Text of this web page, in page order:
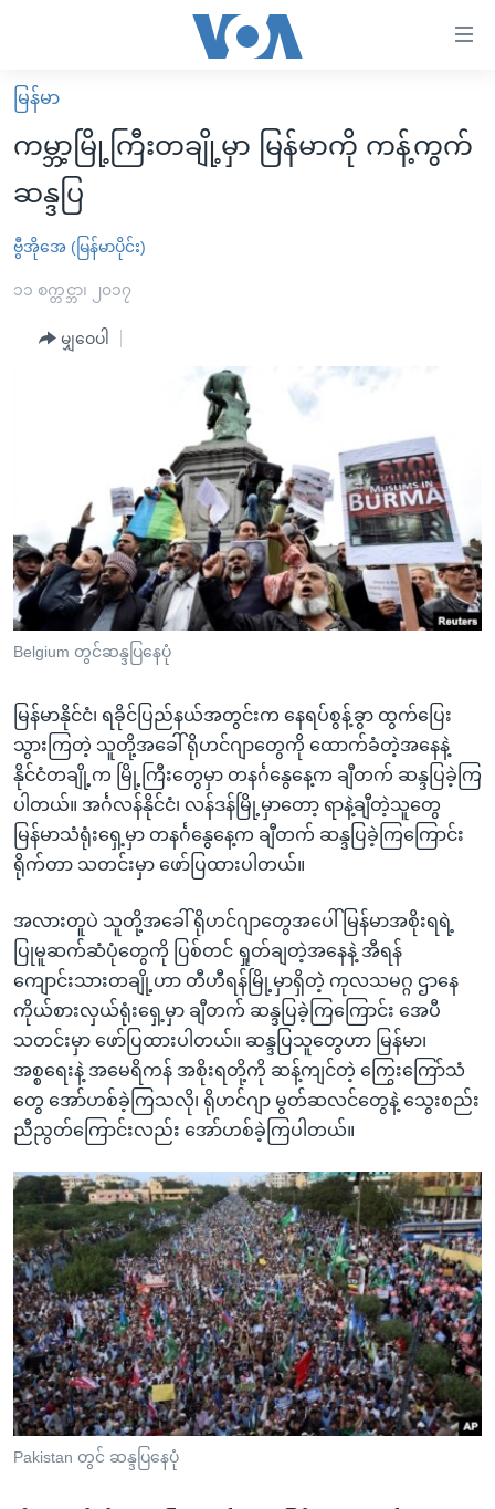
လွယ်ကူ
စေ
Link
များ
ပင်မ
ညွန်း
စာမျက်နှာ
သို့
ကျော်
ကြည့်
ရှာဖွေ
ရန်
နေရာ
သို့
ကျော်
ရန်
မူလစာမျက်နှာ
မြန်မာ
ကမ္ဘာ့သတင်းများ
နိုင်ငံတကာ
အစ္စရေး-ပါလက်စတိုင်း
ဗွီဒီယို
အင်္ဂလိပ်စာလေ့လာမယ်
ရုပ်ရှင်ထဲက အင်္ဂလိပ်စာ
သုတပဒေသာ အင်္ဂလိပ်စာ
ရေဒီယိုနှင့်ရုပ်သံ အချက်အလက်များ
ရေဒီယို/တီဗွီအစီအစဉ်
Learning English
ဗွီအိုအေ လူမှုကွန်ယက်များ
ဘာသာစကားများ
မြန်မာ
ကမ္ဘာ့မြို့ကြီးတချို့မှာ မြန်မာကို ကန့်ကွက်
ဆန္ဒပြ
ဗွီအိုအေ (မြန်မာပိုင်း)
၁၁ စက္တင္ဘာ၊ ၂၀၁၇
မျှဝေပါ
Belgium တွင်ဆန္ဒပြနေပုံ
မြန်မာနိုင်ငံ၊ ရခိုင်ပြည်နယ်အတွင်းက နေရပ်စွန့်ခွာ ထွက်ပြေး
သွားကြတဲ့ သူတို့အခေါ် ရိုဟင်ဂျာတွေကို ထောက်ခံတဲ့အနေနဲ့
နိုင်ငံတချို့က မြို့ကြီးတွေမှာ တနင်္ဂနွေနေ့က ချီတက် ဆန္ဒပြခဲ့ကြ
ပါတယ်။ အင်္ဂလန်နိုင်ငံ၊ လန်ဒန်မြို့မှာတော့ ရာနဲ့ချီတဲ့သူတွေ
မြန်မာသံရုံးရှေ့မှာ တနင်္ဂနွေနေ့က ချီတက် ဆန္ဒပြခဲ့ကြကြောင်း
ရိုက်တာ သတင်းမှာ ဖော်ပြထားပါတယ်။
အလားတူပဲ သူတို့အခေါ် ရိုဟင်ဂျာတွေအပေါ် မြန်မာအစိုးရရဲ့
ပြုမူဆက်ဆံပုံတွေကို ပြစ်တင် ရှုတ်ချတဲ့အနေနဲ့ အီရန်
ကျောင်းသားတချို့ဟာ တီဟီရန်မြို့မှာရှိတဲ့ ကုလသမဂ္ဂ ဌာနေ
ကိုယ်စားလှယ်ရုံးရှေ့မှာ ချီတက် ဆန္ဒပြခဲ့ကြကြောင်း အေပီ
သတင်းမှာ ဖော်ပြထားပါတယ်။ ဆန္ဒပြသူတွေဟာ မြန်မာ၊
အစ္စရေးနဲ့ အမေရိကန် အစိုးရတို့ကို ဆန့်ကျင်တဲ့ ကြွေးကြော်သံ
တွေ အော်ဟစ်ခဲ့ကြသလို၊ ရိုဟင်ဂျာ မွတ်ဆလင်တွေနဲ့ သွေးစည်း
ညီညွတ်ကြောင်းလည်း အော်ဟစ်ခဲ့ကြပါတယ်။
Pakistan တွင် ဆန္ဒပြနေပုံ